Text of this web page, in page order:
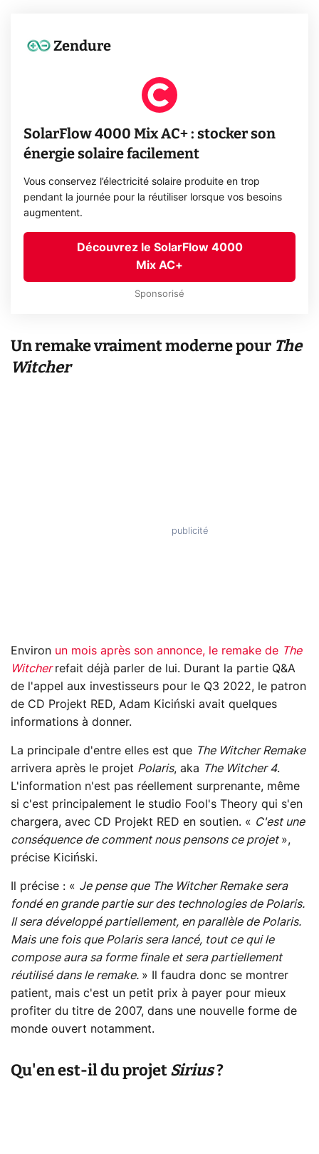
Zendure
SolarFlow 4000 Mix AC+ : stocker son
énergie solaire facilement
Vous conservez l’électricité solaire produite en trop
pendant la journée pour la réutiliser lorsque vos besoins
augmentent.
Découvrez le SolarFlow 4000
Mix AC+
Sponsorisé
Un remake vraiment moderne pour The
Witcher
Environ un mois après son annonce, le remake de The
Witcher refait déjà parler de lui. Durant la partie Q&A
de l'appel aux investisseurs pour le Q3 2022, le patron
de CD Projekt RED, Adam Kiciński avait quelques
informations à donner.
La principale d'entre elles est que The Witcher Remake
arrivera après le projet Polaris, aka The Witcher 4.
L'information n'est pas réellement surprenante, même
si c'est principalement le studio Fool's Theory qui s'en
chargera, avec CD Projekt RED en soutien. « C'est une
conséquence de comment nous pensons ce projet »,
précise Kiciński.
Il précise : « Je pense que The Witcher Remake sera
fondé en grande partie sur des technologies de Polaris.
Il sera développé partiellement, en parallèle de Polaris.
Mais une fois que Polaris sera lancé, tout ce qui le
compose aura sa forme finale et sera partiellement
réutilisé dans le remake. » Il faudra donc se montrer
patient, mais c'est un petit prix à payer pour mieux
profiter du titre de 2007, dans une nouvelle forme de
monde ouvert notamment.
Qu'en est-il du projetSirius?